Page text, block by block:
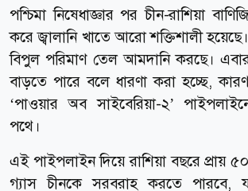
পশ্চিমা নিষেধাজ্ঞার পর চীন-রাশিয়া
করে জ্বালানি খাতে আরো শক্তিশালী
বিপুল পরিমাণ তেল আমদানি করছে।
বাড়তে পারে বলে ধারণা করা হচ্ছে,
‘পাওয়ার অব সাইবেরিয়া-২’
পথে।
এই পাইপলাইন দিয়ে রাশিয়া বছরে প্রায়
গ্যাস চীনকে সরবরাহ করতে পারবে,